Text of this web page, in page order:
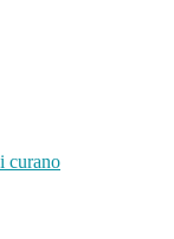
curano